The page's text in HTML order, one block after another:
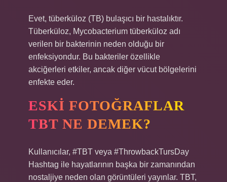
Evet, tüberküloz (TB) bulaşıcı bir hastalıktır.
Tüberküloz, Mycobacterium tüberküloz adı
verilen bir bakterinin neden olduğu bir
enfeksiyondur. Bu bakteriler özellikle
akciğerleri etkiler, ancak diğer vücut bölgelerini
enfekte eder.
ESKI FOTOĞRAFLAR
TBT NE DEMEK?
Kullanıcılar, #TBT veya #ThrowbackTursDay
Hashtag ile hayatlarının başka bir zamanından
nostaljiye neden olan görüntüleri yayınlar. TBT,